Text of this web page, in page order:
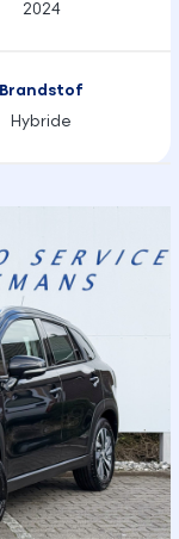
2024
Brandstof
Hybride